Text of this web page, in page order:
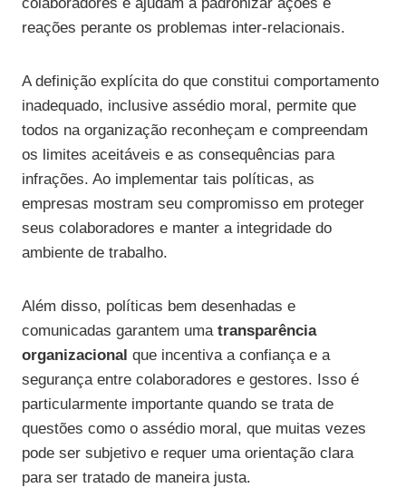
reações perante os problemas inter-relacionais.
A definição explícita do que constitui comportamento
inadequado, inclusive assédio moral, permite que
todos na organização reconheçam e compreendam
os limites aceitáveis e as consequências para
infrações. Ao implementar tais políticas, as
empresas mostram seu compromisso em proteger
seus colaboradores e manter a integridade do
ambiente de trabalho.
Além disso, políticas bem desenhadas e
comunicadas garantem uma transparência
organizacional que incentiva a confiança e a
segurança entre colaboradores e gestores. Isso é
particularmente importante quando se trata de
questões como o assédio moral, que muitas vezes
pode ser subjetivo e requer uma orientação clara
para ser tratado de maneira justa.